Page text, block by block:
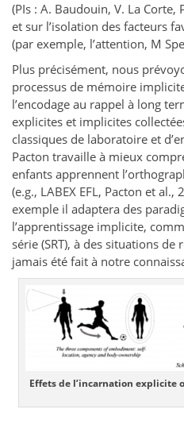
(PIs : A. Baudouin, V. La
et sur l’isolation des facteurs
(par exemple, l’attention, M
Plus précisément, nous
processus de mémoire
l’encodage au rappel à long
explicites et implicites
classiques de laboratoire et
Pacton travaille à mieux
enfants apprennent
(e.g., LABEX EFL, Pacton et
exemple il adaptera des
l’apprentissage implicite,
série (SRT), à des situations de
jamais été fait à notre
Effets de l’incarnation